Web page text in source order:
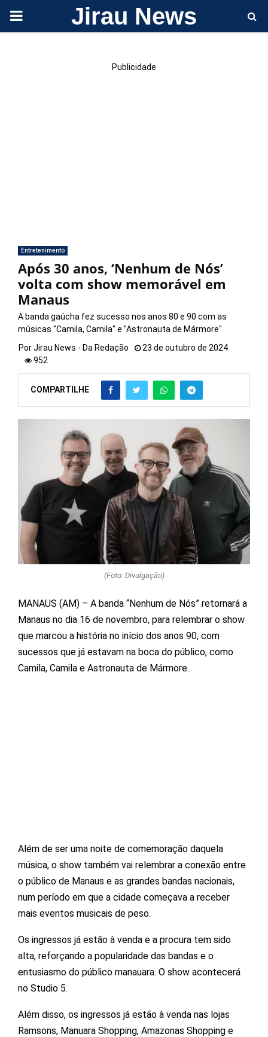
PRIMARY Jirau News
Publicidade
Entretenimento
Após 30 anos, ‘Nenhum de Nós’
volta com show memorável em
Manaus
A banda gaúcha fez sucesso nos anos 80 e 90 com as
músicas "Camila, Camila" e "Astronauta de Mármore"
PorJirau News - Da Redação
23 de outubro de 2024
952
COMPARTILHE
(Foto: Divulgação)
MANAUS (AM) – A banda “Nenhum de Nós” retornará a
Manaus no dia 16 de novembro, para relembrar o show
que marcou a história no início dos anos 90, com
sucessos que já estavam na boca do público, como
Camila, Camila e Astronauta de Mármore.
Além de ser uma noite de comemoração daquela
música, o show também vai relembrar a conexão entre
o público de Manaus e as grandes bandas nacionais,
num período em que a cidade começava a receber
mais eventos musicais de peso.
Os ingressos já estão à venda e a procura tem sido
alta, reforçando a popularidade das bandas e o
entusiasmo do público manauara. O show acontecerá
no Studio 5.
Além disso, os ingressos já estão à venda nas lojas
Ramsons, Manuara Shopping, Amazonas Shopping e